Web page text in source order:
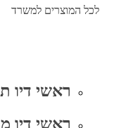
לכל המוצרים למשרד
ראשי דיו
ראשי דיו